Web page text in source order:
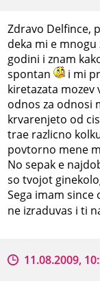
Zdravo Delfince,
deka mi e
godini i znam
spontan
i mi
kiretazata
odnos za odnosi
krvarenjeto od
trae razlicno
povtorno mene
No sepak e
so tvojot
Sega imam since
ne izraduvas i ti
11.08.2009,